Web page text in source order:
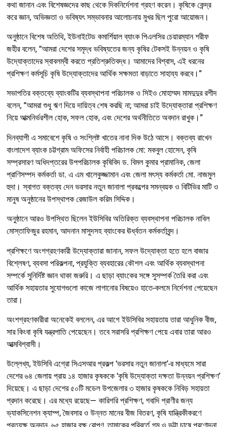
কথা জানান এবং বিশেষজ্ঞদের কাছ থেকে দিকনির্দেশনা গ্রহণ করেন। কৃষিকে কেন্দ্র
করে জ্ঞান, অভিজ্ঞতা ও ভবিষ্যৎ সম্ভাবনার আলোচনায় মুখর ছিল পুরো আয়োজন।
অনুষ্ঠানে বিশেষ অতিথি, ইউনাইটেড কমার্শিয়াল ব্যাংক পিএলসির চেয়ারম্যান শরীফ
জহীর বলেন, “আমরা দেশের সমৃদ্ধ ভবিষ্যতের জন্য কৃষির টেকসই উন্নয়ন ও কৃষি
উদ্যোক্তাদের স্বাবলম্বী করতে প্রতিশ্রুতিবদ্ধ। আমাদের বিশ্বাস, এই ধরনের
প্রশিক্ষণ কর্মসূচি কৃষি উদ্যোক্তাদের আর্থিক সক্ষমতা বাড়াতে সাহায্য করবে।”
সভাপতির বক্তব্যে ব্যাংকটির ব্যবস্থাপনা পরিচালক ও সিইও মোহাম্মদ মামদুদুর রশীদ
বলেন, “আমরা শুধু ঋণ দিয়ে দায়িত্ব শেষ করছি না; আমরা চাই উদ্যোক্তারা প্রশিক্ষণ
নিয়ে আত্মনির্ভরশীল হোক, সফল হোক, এবং দেশের অর্থনীতিতে অবদান রাখুক।”
দিনব্যাপী এ সমাবেশে কৃষি ও সংশ্লিষ্ট খাতের নানা দিক উঠে আসে। বক্তব্য রাখেন
বাংলাদেশ ব্যাংক চট্টগ্রাম অফিসের নির্বাহী পরিচালক মো: মকবুল হোসেন, কৃষি
সম্প্রসারণ অধিদপ্তরের উপপরিচালক কৃষিবিদ ড. বিমল কুমার প্রামানিক, জেলা
প্রাণিসম্পদ কর্মকর্তা ডা. এ এম খালেকুজ্জামান এবং জেলা মৎস্য কর্মকর্তা মো. নাজমুল
হুদা। স্বাগত বক্তব্য দেন ভরসার নতুন জানালা প্রকল্পের সমন্বয়ক ও বিটিভির মাটি ও
মানুষ অনুষ্ঠানের উপস্থাপক রেজাউল করিম সিদ্দিক।
অনুষ্ঠানে আরও উপস্থিত ছিলেন ইউসিবির অতিরিক্ত ব্যবস্থাপনা পরিচালক নাবিল
মোস্তাফিজুর রহমান, আদনান মাসুদসহ ব্যাংকের ঊর্ধ্বতন কর্মকর্তাবৃন্দ।
প্রশিক্ষণে অংশগ্রহণকারী উদ্যোক্তারা জানান, সফল উদ্যোক্তা হতে হলে বাজার
বিশ্লেষণ, ব্যবসা পরিকল্পনা, প্রযুক্তি ব্যবহারের কৌশল এবং আর্থিক ব্যবস্থাপনা
সম্পর্কে সুনির্দিষ্ট জ্ঞান থাকা জরুরি। এ ছাড়া ব্যাংকের সঙ্গে সুসম্পর্ক তৈরি করা এবং
আর্থিক সহায়তার সুযোগগুলো কাজে লাগানোর বিষয়েও হাতে-কলমে নির্দেশনা পেয়েছেন
তারা।
অংশগ্রহণকারীরা অনেকেই বললেন, এর আগে ইউসিবির সহায়তায় তারা আধুনিক বীজ,
সার কিংবা কৃষি যন্ত্রপাতি পেয়েছেন। তবে সরাসরি প্রশিক্ষণ পেয়ে এবার তারা আরও
আত্মবিশ্বাসী।
উল্লেখ্য, ইউসিবি এগ্রো সিএসআর প্রকল্প ‘ভরসার নতুন জানালা’-র মাধ্যমে সারা
দেশের ৬৪ জেলায় প্রায় ১৪ হাজার কৃষককে ‘কৃষি উদ্যোক্তা দক্ষতা উন্নয়ন প্রশিক্ষণ’
দিয়েছে। এ ছাড়া দেশের ৫০টি মডেল উপজেলার ৩ হাজার কৃষককে নিবিড় সহায়তা
প্রদান করেছে। এর মধ্যে রয়েছে— কারিগরি প্রশিক্ষণ, গবাদি প্রাণীর জন্য
ভ্যাকসিনেশন ক্যাম্প, জৈবসার ও উন্নত মানের বীজ বিতরণ, কৃষি যান্ত্রিকীকরণে